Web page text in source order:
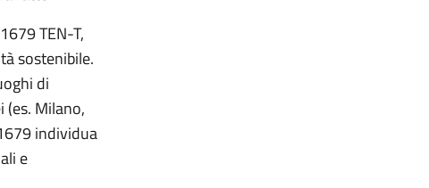
TEN-T,
sostenibile.
di
Milano,
individua
e